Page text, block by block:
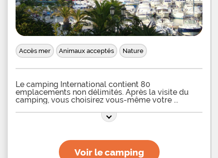
Antonino et de ses magnifiques plages, adonnez-
vous aux plaisirs de la randonnée et ne manquez
pas d'aller faire un tour à Calvi (15 km) et sur l'Ile
Rousse
Accès mer Animaux acceptés Nature
Le camping International contient 80
emplacements non délimités. Après la visite du
camping, vous choisirez vous-même votre
Voir le camping